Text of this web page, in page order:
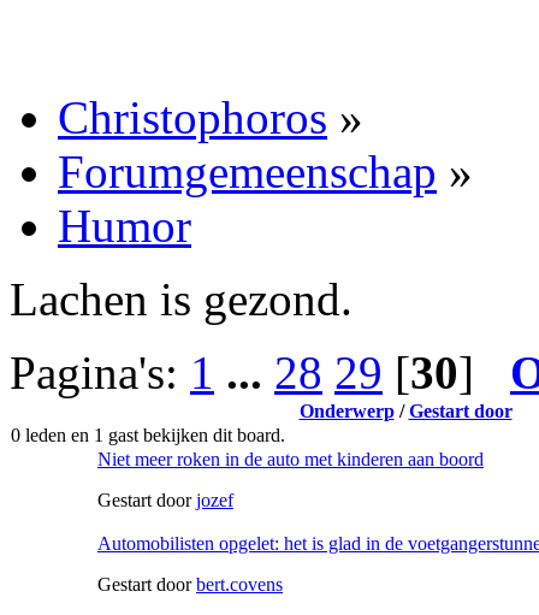
Christophoros »
Forumgemeenschap »
Humor
Lachen is gezond.
Pagina's: 1 ... 28 29 [30]
Onderwerp/Gestart door
0 leden en 1 gast bekijken dit board.
Niet meer roken in de auto met kinderen aan boord
Gestart doorjozef
Automobilisten opgelet: het is glad in de
Gestart doorbert.covens